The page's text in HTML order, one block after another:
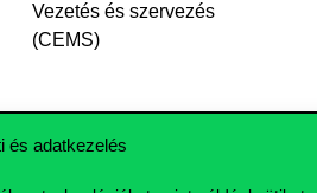
és adatkezelés
Vezetés és szervezés
(CEMS)